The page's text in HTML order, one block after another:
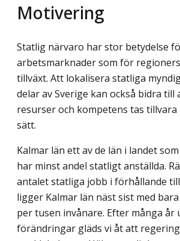
Motivering
Statlig närvaro har stor betydelse
arbetsmarknader som för
tillväxt. Att lokalisera statliga
delar av Sverige kan också bidra till
resurser och kompetens tas
sätt.
Kalmar län ett av de län i landet
har minst andel statligt anställda.
antalet statliga jobb i förhållande
ligger Kalmar län näst sist med
per tusen invånare. Efter många år
förändringar gläds vi åt att